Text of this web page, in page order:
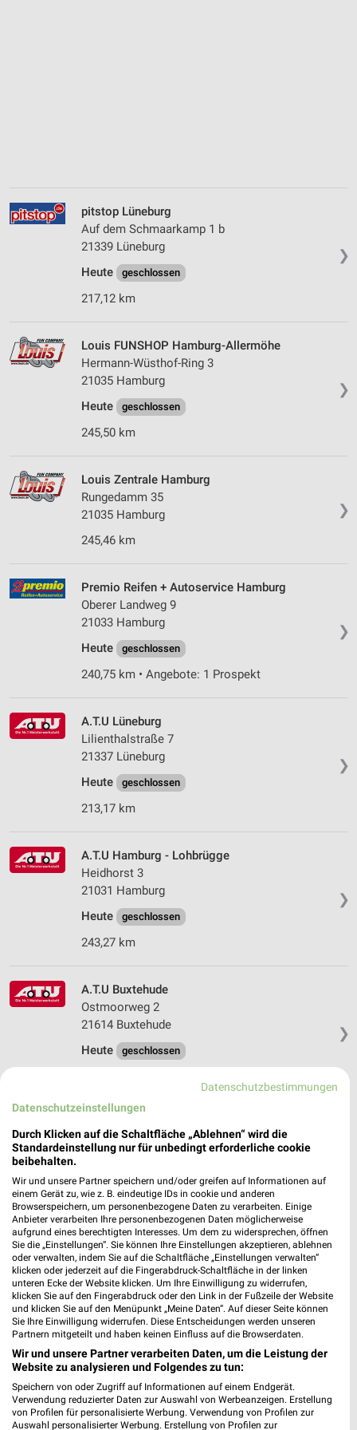
❯
pitstop Lüneburg
Auf dem Schmaarkamp 1 b
21339 Lüneburg
Heute
geschlossen
217,12 km
❯
Louis FUNSHOP Hamburg-Allermöhe
Hermann-Wüsthof-Ring 3
21035 Hamburg
Heute
geschlossen
245,50 km
❯
Louis Zentrale Hamburg
Rungedamm 35
21035 Hamburg
245,46 km
❯
Premio Reifen + Autoservice Hamburg
Oberer Landweg 9
21033 Hamburg
Heute
geschlossen
240,75 km • Angebote: 1 Prospekt
❯
A.T.U Lüneburg
Lilienthalstraße 7
21337 Lüneburg
Heute
geschlossen
213,17 km
❯
A.T.U Hamburg - Lohbrügge
Heidhorst 3
21031 Hamburg
Heute
geschlossen
243,27 km
❯
A.T.U Buxtehude
Ostmoorweg 2
21614 Buxtehude
Heute
geschlossen
Auf dem Ralande 22 a
Heute geschlossen
235,70 km
Louis GIGAStore Hamburg-Hammerbrook
Süderstraße 83
20097 Hamburg
Heute geschlossen
Louis Flohmarkt Hamburg-Hammerbrook
Süderstraße 83
Datenschutzbestimmungen
Datenschutzeinstellungen
Durch Klicken auf die Schaltfläche „Ablehnen“ wird die
Standardeinstellung nur für unbedingt erforderliche cookie
beibehalten.
Wir und unsere Partner speichern und/oder greifen auf Informationen auf
einem Gerät zu, wie z. B. eindeutige IDs in cookie und anderen
Browserspeichern, um personenbezogene Daten zu verarbeiten. Einige
Anbieter verarbeiten Ihre personenbezogenen Daten möglicherweise
aufgrund eines berechtigten Interesses. Um dem zu widersprechen, öffnen
Sie die „Einstellungen“. Sie können Ihre Einstellungen akzeptieren, ablehnen
oder verwalten, indem Sie auf die Schaltfläche „Einstellungen verwalten“
klicken oder jederzeit auf die Fingerabdruck-Schaltfläche in der linken
unteren Ecke der Website klicken. Um Ihre Einwilligung zu widerrufen,
klicken Sie auf den Fingerabdruck oder den Link in der Fußzeile der Website
und klicken Sie auf den Menüpunkt „Meine Daten“. Auf dieser Seite können
Sie Ihre Einwilligung widerrufen. Diese Entscheidungen werden unseren
Partnern mitgeteilt und haben keinen Einfluss auf die Browserdaten.
Wir und unsere Partner verarbeiten Daten, um die Leistung der
Website zu analysieren und Folgendes zu tun:
Speichern von oder Zugriff auf Informationen auf einem Endgerät.
Verwendung reduzierter Daten zur Auswahl von Werbeanzeigen. Erstellung
von Profilen für personalisierte Werbung. Verwendung von Profilen zur
Auswahl personalisierter Werbung. Erstellung von Profilen zur